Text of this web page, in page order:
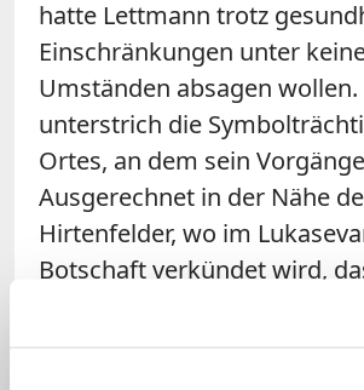
hatte Lettmann trotz
Einschränkungen unter
Umständen absagen wollen.
unterstrich die
Ortes, an dem sein
Ausgerechnet in der Nähe
Hirtenfelder, wo im
Botschaft verkündet wird,
der Retter geboren ist, habe